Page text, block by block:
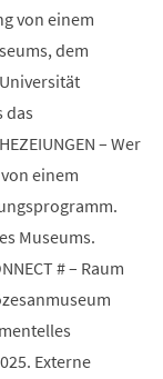
von einem
dem
das
– Wer
einem
Museums.
# – Raum
Externe